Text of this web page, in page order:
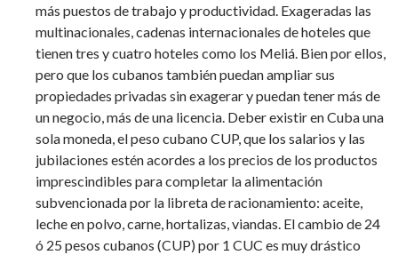
más puestos de trabajo y productividad. Exageradas las
multinacionales, cadenas internacionales de hoteles que
tienen tres y cuatro hoteles como los Meliá. Bien por ellos,
pero que los cubanos también puedan ampliar sus
propiedades privadas sin exagerar y puedan tener más de
un negocio, más de una licencia. Deber existir en Cuba una
sola moneda, el peso cubano CUP, que los salarios y las
jubilaciones estén acordes a los precios de los productos
imprescindibles para completar la alimentación
subvencionada por la libreta de racionamiento: aceite,
leche en polvo, carne, hortalizas, viandas. El cambio de 24
ó 25 pesos cubanos (CUP) por 1 CUC es muy drástico